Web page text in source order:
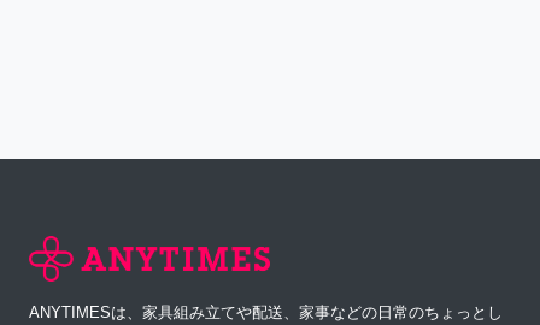
ANYTIMESは、家具組み立てや配送、家事などの日常のちょっとし